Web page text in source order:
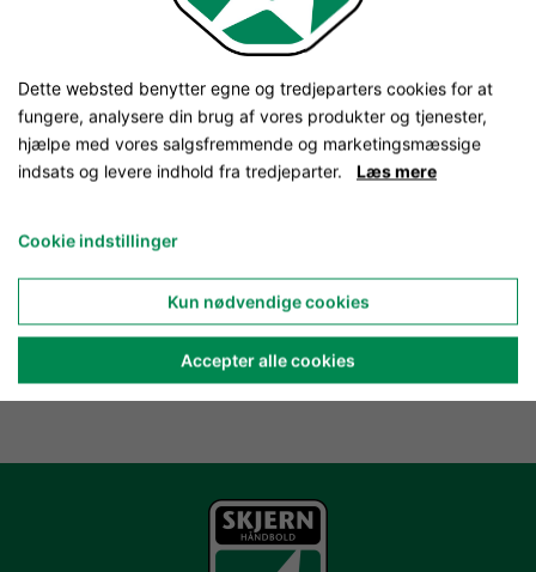
Dette websted benytter egne og tredjeparters cookies for at
fungere, analysere din brug af vores produkter og tjenester,
hjælpe med vores salgsfremmende og marketingsmæssige
indsats og levere indhold fra tredjeparter. Læs mere
Cookie indstillinger
Kun nødvendige cookies
Accepter alle cookies